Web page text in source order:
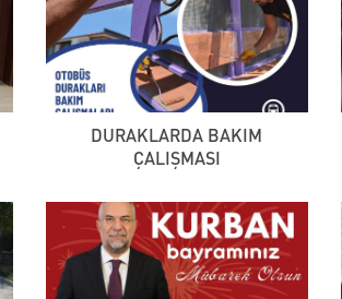
DURAKLARDA BAKIM
ÇALIŞMASI